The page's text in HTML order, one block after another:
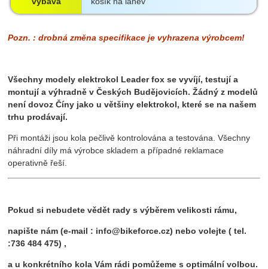
Pozn. : drobná změna specifikace je vyhrazena výrobcem!
Všechny modely elektrokol Leader fox se vyvíjí, testují a
montují a výhradně v Českých Budějovicích. Žádný z modelů
není dovoz Číny jako u většiny elektrokol, které se na našem
trhu prodávají.
Při montáži jsou kola pečlivě kontrolována a testována. Všechny
náhradní díly má výrobce skladem a případné reklamace
operativně řeší.
Pokud si nebudete vědět rady s výběrem velikosti rámu,
napište nám (e-mail : info@bikeforce.cz) nebo volejte ( tel.
:736 484 475) ,
a u konkrétního kola Vám rádi pomůžeme s optimální volbou.